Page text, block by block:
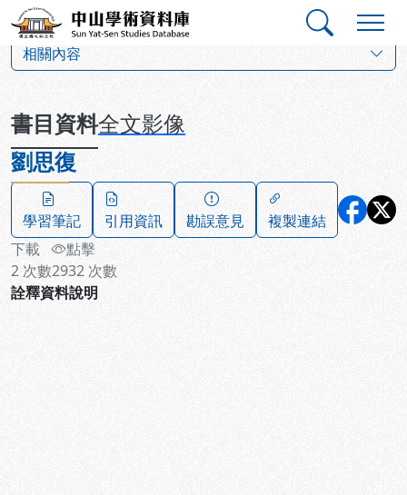
跳到主要內容
中山學術資料庫
相關內容
書目資料全文影像
劉思復
學習筆記 引用資訊 勘誤意見
複製連結
下載
2 次數
點擊
2932 次數
詮釋資料說明